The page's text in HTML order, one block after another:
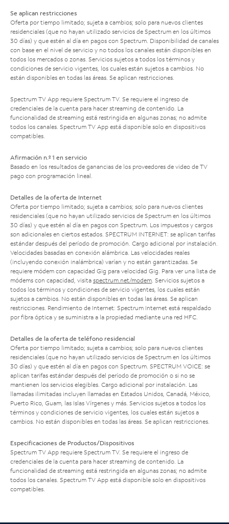
Se aplican restricciones
Oferta por tiempo limitado; sujeta a cambios; solo para nuevos clientes
residenciales (que no hayan utilizado servicios de Spectrum en los últimos
30 días) y que estén al día en pagos con Spectrum. Disponibilidad de canales
con base en el nivel de servicio y no todos los canales están disponibles en
todos los mercados o zonas. Servicios sujetos a todos los términos y
condiciones de servicio vigentes, los cuales están sujetos a cambios. No
están disponibles en todas las áreas. Se aplican restricciones.
Spectrum TV App requiere Spectrum TV. Se requiere el ingreso de
credenciales de la cuenta para hacer streaming de contenido. La
funcionalidad de streaming está restringida en algunas zonas; no admite
todos los canales. Spectrum TV App está disponible solo en dispositivos
compatibles.
Afirmación n.º 1 en servicio
Basado en los resultados de ganancias de los proveedores de video de TV
pago con programación lineal.
Detalles de la oferta de Internet
Oferta por tiempo limitado; sujeta a cambios; solo para nuevos clientes
residenciales (que no hayan utilizado servicios de Spectrum en los últimos
30 días) y que estén al día en pagos con Spectrum. Los impuestos y cargos
son adicionales en ciertos estados. SPECTRUM INTERNET: se aplican tarifas
estándar después del período de promoción. Cargo adicional por instalación.
Velocidades basadas en conexión alámbrica. Las velocidades reales
(incluyendo conexión inalámbrica) varían y no están garantizadas. Se
requiere módem con capacidad Gig para velocidad Gig. Para ver una lista de
módems con capacidad, visita spectrum.net/modem. Servicios sujetos a
todos los términos y condiciones de servicio vigentes, los cuales están
sujetos a cambios. No están disponibles en todas las áreas. Se aplican
restricciones. Rendimiento de Internet: Spectrum Internet está respaldado
por fibra óptica y se suministra a la propiedad mediante una red HFC.
Detalles de la oferta de teléfono residencial
Oferta por tiempo limitado; sujeta a cambios; solo para nuevos clientes
residenciales (que no hayan utilizado servicios de Spectrum en los últimos
30 días) y que estén al día en pagos con Spectrum. SPECTRUM VOICE: se
aplican tarifas estándar después del período de promoción o si no se
mantienen los servicios elegibles. Cargo adicional por instalación. Las
llamadas ilimitadas incluyen llamadas en Estados Unidos, Canadá, México,
Puerto Rico, Guam, las Islas Vírgenes y más. Servicios sujetos a todos los
términos y condiciones de servicio vigentes, los cuales están sujetos a
cambios. No están disponibles en todas las áreas. Se aplican restricciones.
Especificaciones de Productos/Dispositivos
Spectrum TV App requiere Spectrum TV. Se requiere el ingreso de
credenciales de la cuenta para hacer streaming de contenido. La
funcionalidad de streaming está restringida en algunas zonas; no admite
todos los canales. Spectrum TV App está disponible solo en dispositivos
compatibles.